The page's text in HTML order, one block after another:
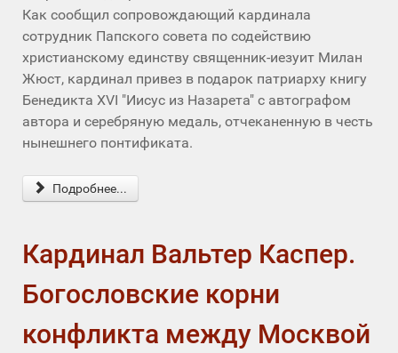
Как сообщил сопровождающий кардинала
сотрудник Папского совета по содействию
христианскому единству священник-иезуит Милан
Жюст, кардинал привез в подарок патриарху книгу
Бенедикта XVI "Иисус из Назарета" с автографом
автора и серебряную медаль, отчеканенную в честь
нынешнего понтификата.
Подробнее...
Кардинал Вальтер Каспер.
Богословские корни
конфликта между Москвой